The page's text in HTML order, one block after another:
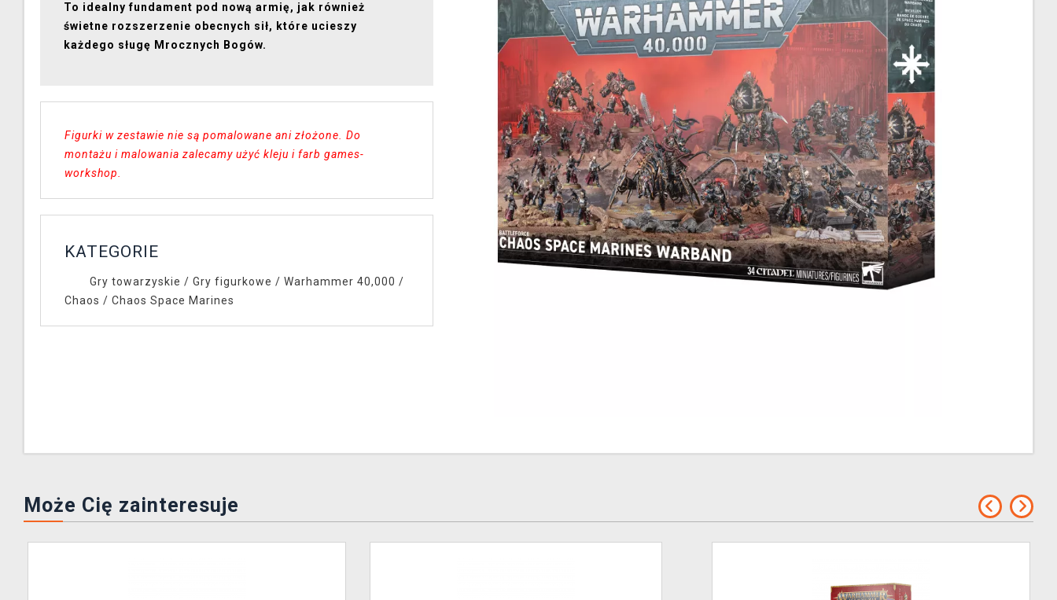
To idealny fundament pod nową armię, jak również
świetne rozszerzenie obecnych sił, które ucieszy
każdego sługę Mrocznych Bogów.
Figurki w zestawie nie są pomalowane ani złożone. Do
montażu i malowania zalecamy użyć kleju i farb games-
workshop.
KATEGORIE
Gry towarzyskie / Gry figurkowe / Warhammer 40,000 /
Chaos / Chaos Space Marines
Może Cię zainteresuje